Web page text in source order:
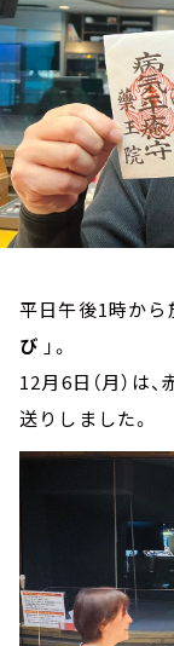
平日午後1時から
び 」。
12月6日（月）は
送りしました。